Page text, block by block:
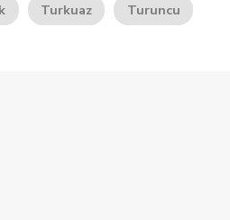
Turkuaz
Turuncu